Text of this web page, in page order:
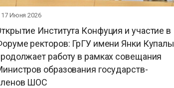
17 Июня 2026
Института Конфуция и участие в
ректоров: ГрГУ имени Янки Купалы
работу в рамках совещания
образования государств-
ШОС